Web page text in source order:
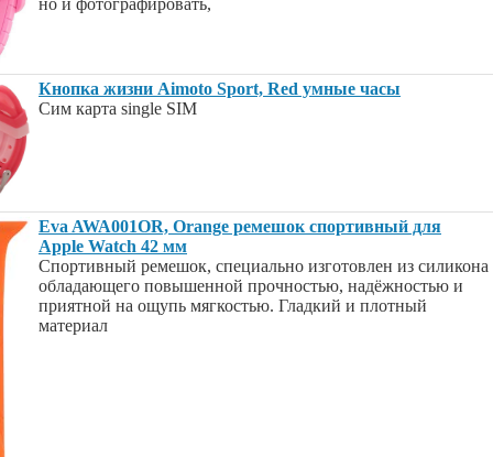
но и фотографировать,
Кнопка жизни Aimoto Sport, Red умные часы
Сим карта single SIM
Eva AWA001OR, Orange ремешок спортивный для
Apple Watch 42 мм
Спортивный ремешок, специально изготовлен из силикона
обладающего повышенной прочностью, надёжностью и
приятной на ощупь мягкостью. Гладкий и плотный
материал